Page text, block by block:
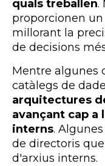
quals treballen.
proporcionen
millorant la
de decisions
Mentre algunes
catàlegs de
arquitectures
avançant cap a
interns.
de directoris
d'arxius interns.